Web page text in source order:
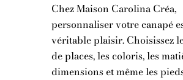
Chez Maison Carolina Créa,
personnaliser votre canapé
véritable plaisir. Choisissez
de places, les coloris, les
dimensions et même les